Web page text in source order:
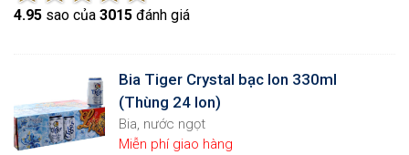
4.95 sao của 3015 đánh giá
Bia Tiger Crystal bạc lon 330ml
(Thùng 24 lon)
Bia, nước ngọt
Miễn phí giao hàng